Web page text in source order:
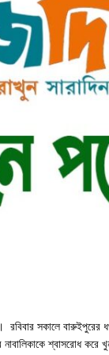
সকালে বারুইপুরের
শ্বাসরোধ